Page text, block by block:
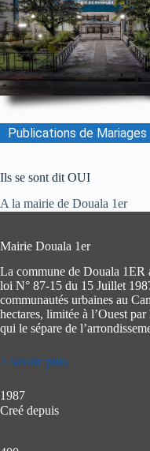
Publications de Mariages
de mariage entre
Ils se sont dit OUI
A la mairie de Douala 1er
Mairie Douala 1er
La commune de Douala 1ER
loi N° 87-15 du 15 Juillet
communautés urbaines au
hectares, limitée à l’Ouest
qui le sépare de
> savoir plus
1987
Creé depuis